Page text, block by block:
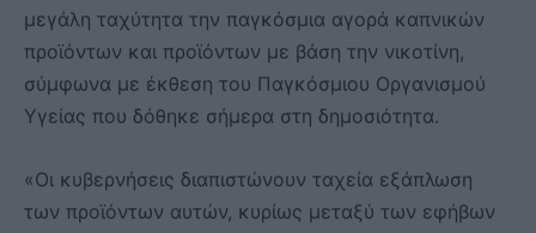
μεγάλη ταχύτητα την παγκόσμια αγορά καπνικών
προϊόντων και προϊόντων με βάση την νικοτίνη,
σύμφωνα με έκθεση του Παγκόσμιου Οργανισμού
Υγείας που δόθηκε σήμερα στη δημοσιότητα.
«Οι κυβερνήσεις διαπιστώνουν ταχεία εξάπλωση
των προϊόντων αυτών, κυρίως μεταξύ των εφήβων